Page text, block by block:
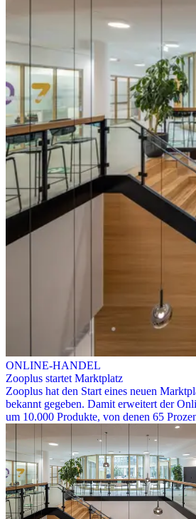
ONLINE-HANDEL
Zooplus startet Marktplatz
Zooplus hat den Start eines neuen
bekannt gegeben. Damit erweitert der
um 10.000 Produkte, von denen 65